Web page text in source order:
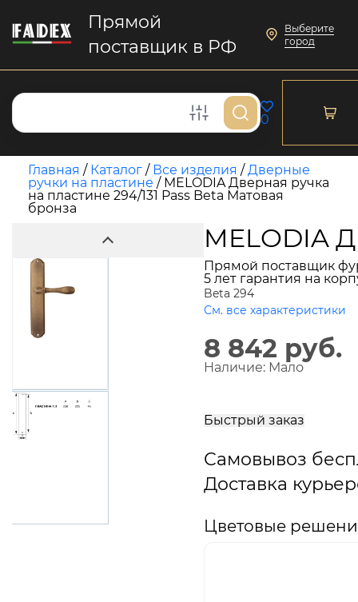
Прямой
поставщик в РФ
Выберите
город
0
Главная / Каталог / Все изделия /Дверные
ручки на пластине / MELODIA Дверная ручка
на пластине 294/131 Pass Beta Матовая
бронза
MELODIA
Прямой поставщик
5 лет гарантия на
Beta 294
См. все характеристики
8 842 руб.
Наличие: Мало
Быстрый заказ
Самовывоз
Доставка
Цветовые